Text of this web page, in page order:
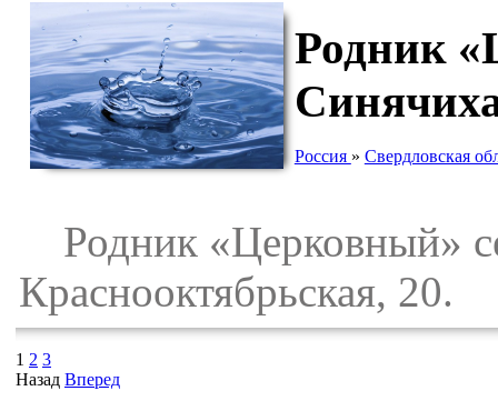
Родник
Россия » Свердловская
Родник «Церковный»
Краснооктябрьская, 20.
1 2 3
Назад Вперед